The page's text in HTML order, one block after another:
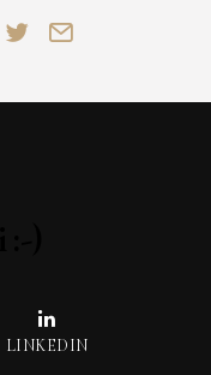
LINKEDIN